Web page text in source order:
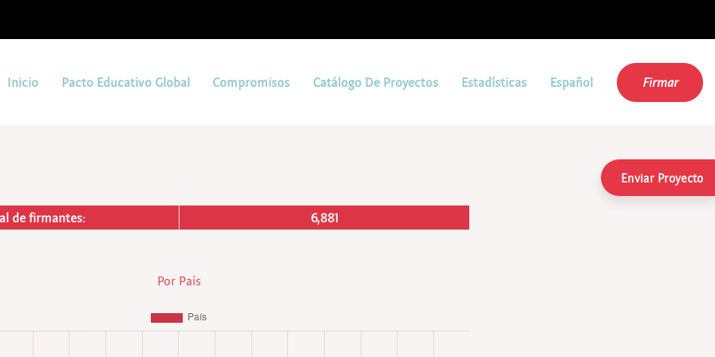
Firmar
Inicio Pacto Educativo Global Compromisos Catálogo De Proyectos Estadísticas Español
Enviar Proyecto
de firmantes: 6,881
Por País